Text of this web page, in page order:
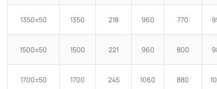
1350±50 1350 218 960 770
1500±50 1500 221 960 800
1700±50 1700 245 1060 880